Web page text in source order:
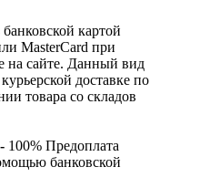
картой
MasterCard при
на сайте. Данный вид
доставке по
товара со складов
100% Предоплата
банковской